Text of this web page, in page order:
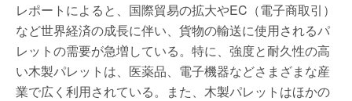
レポートによると、国際貿易の拡大やEC（電子商取引）
など世界経済の成長に伴い、貨物の輸送に使用されるパ
レットの需要が急増している。特に、強度と耐久性の高
い木製パレットは、医薬品、電子機器などさまざまな産
業で広く利用されている。また、木製パレットはほかの